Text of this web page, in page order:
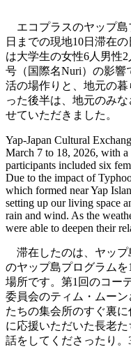
エコプラスのヤップ島
日までの現地10日滞在
は大学生の女性6人男性
号（国際名Nuri）の影響
活の場作りと、地元の
った後半は、地元のみ
せていただきました。
Yap-Japan Cultural
March 7 to 18, 2026, with
participants included six
Due to the impact of
which formed near Yap
setting up our living space
rain and wind. As the
were able to deepen their
滞在したのは、ヤップ
のヤップ島プログラム
場所です。第1回のコー
委員会のティム・ムー
たちの集会所のすぐ裏
に応援いただいた長老
話をしてくださったり